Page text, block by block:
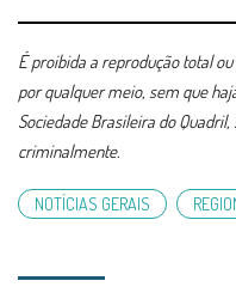
É proibida a reprodução total
por qualquer meio, sem que
Sociedade Brasileira do
criminalmente.
NOTÍCIAS GERAIS